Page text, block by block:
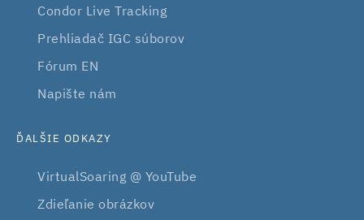
Condor Live Tracking
Prehliadač IGC súborov
Fórum EN
Napište nám
ĎALŠIE ODKAZY
VirtualSoaring @ YouTube
Zdieľanie obrázkov